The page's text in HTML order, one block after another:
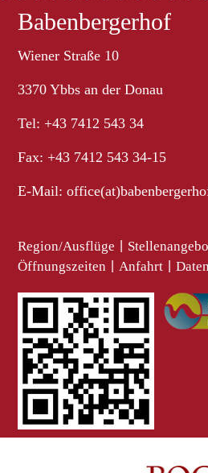
Babenbergerhof
Wiener Straße 10
3370 Ybbs an der Donau
Tel: +43 7412 543 34
Fax: +43 7412 543 34-15
E-Mail:
Region/Ausflüge
Öffnungszeiten Anfahrt